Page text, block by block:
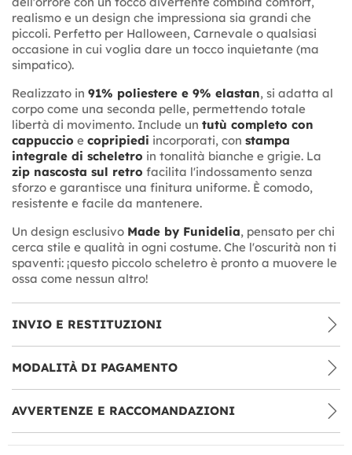
realismo e un design che impressiona sia grandi che
piccoli. Perfetto per Halloween, Carnevale o qualsiasi
occasione in cui voglia dare un tocco inquietante (ma
simpatico).
Realizzato in 91% poliestere e 9% elastan, si adatta al
corpo come una seconda pelle, permettendo totale
libertà di movimento. Include un tutù completo con
cappuccio e copripiedi incorporati, con stampa
integrale di scheletro in tonalità bianche e grigie. La
zip nascosta sul retro facilita l'indossamento senza
sforzo e garantisce una finitura uniforme. È comodo,
resistente e facile da mantenere.
Un design esclusivo Made by Funidelia, pensato per chi
cerca stile e qualità in ogni costume. Che l'oscurità non ti
spaventi: ¡questo piccolo scheletro è pronto a muovere le
ossa come nessun altro!
INVIO E RESTITUZIONI
MODALITÀ DI PAGAMENTO
AVVERTENZE E RACCOMANDAZIONI